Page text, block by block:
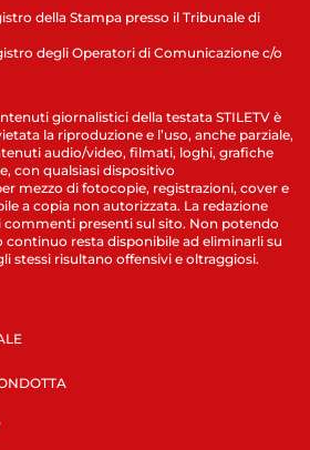
della Stampa presso il Tribunale di
degli Operatori di Comunicazione c/o
giornalistici della testata STILETV è
la riproduzione e l’uso, anche parziale,
audio/video, filmati, loghi, grafiche
con qualsiasi dispositivo
mezzo di fotocopie, registrazioni, cover e
a copia non autorizzata. La redazione
commenti presenti sul sito. Non potendo
resta disponibile ad eliminarli su
stessi risultano offensivi e oltraggiosi.